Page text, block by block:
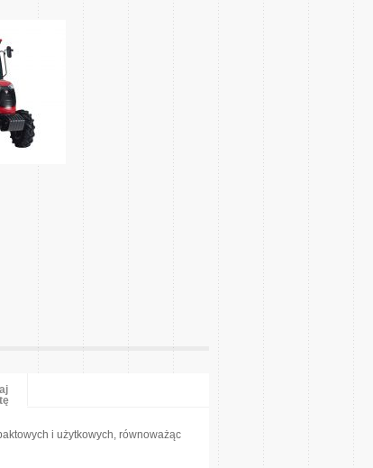
i użytkowych, równoważąc